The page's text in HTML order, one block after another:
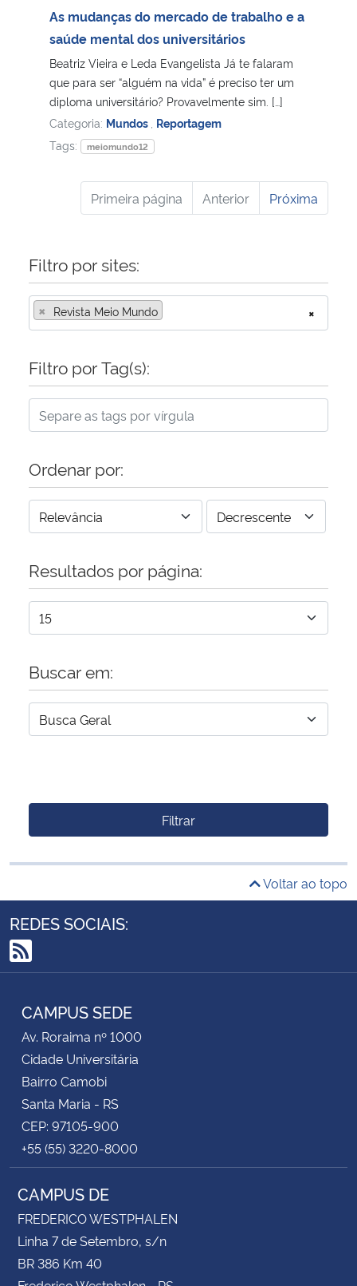
As mudanças do mercado de trabalho e a
saúde mental dos universitários
Beatriz Vieira e Leda Evangelista Já te falaram
que para ser “alguém na vida” é preciso ter um
diploma universitário? Provavelmente sim. […]
Categoria: Mundos Reportagem
Tags:
meiomundo12
Primeira página Anterior Próxima
Filtro por sites:
×
× Revista Meio Mundo
Filtro por Tag(s):
Ordenar por:
Resultados por página:
Buscar em:
Filtrar
Voltar ao topo
REDES SOCIAIS:
RSS
CAMPUS SEDE
Av. Roraima nº 1000
Cidade Universitária
Bairro Camobi
Santa Maria - RS
CEP: 97105-900
+55 (55) 3220-8000
CAMPUS DE
FREDERICO WESTPHALEN
Linha 7 de Setembro, s/n
BR 386 Km 40